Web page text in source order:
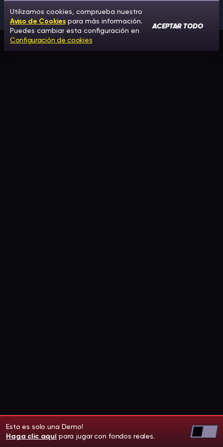
Esto es solo una Demo!
Haga clic aquí para jugar con fondos reales.
Utilizamos cookies, comprueba nuestro
Aviso de Cookiespara más información.
Puedes cambiar esta configuración en
Configuración de cookies
ACEPTAR TODO